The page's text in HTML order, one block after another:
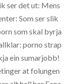
ser det ut: Mens
Som ser slik
som skal byrja
porno strap
ein sumarjobb!
at folungen